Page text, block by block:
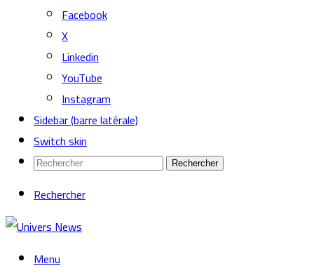
Facebook
X
Linkedin
YouTube
Instagram
Sidebar (barre latérale)
Switch skin
Rechercher
Rechercher
Menu